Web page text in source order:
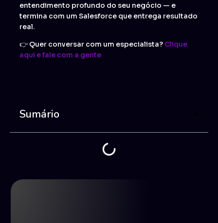
entendimento profundo do seu negócio — e
termina com um Salesforce que entrega resultado
real.
👉 Quer conversar com um especialista? Clique
aqui e fale com a gente
Sumário